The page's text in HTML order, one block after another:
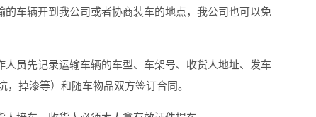
车辆开到我公司或者协商装车的地点，我公司也可以免
员先记录运输车辆的车型、车架号、收货人地址、发车
掉漆等）和随车物品双方签订合同。